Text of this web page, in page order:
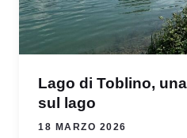
Lago di Toblino,
sul lago
18 MARZO 2026